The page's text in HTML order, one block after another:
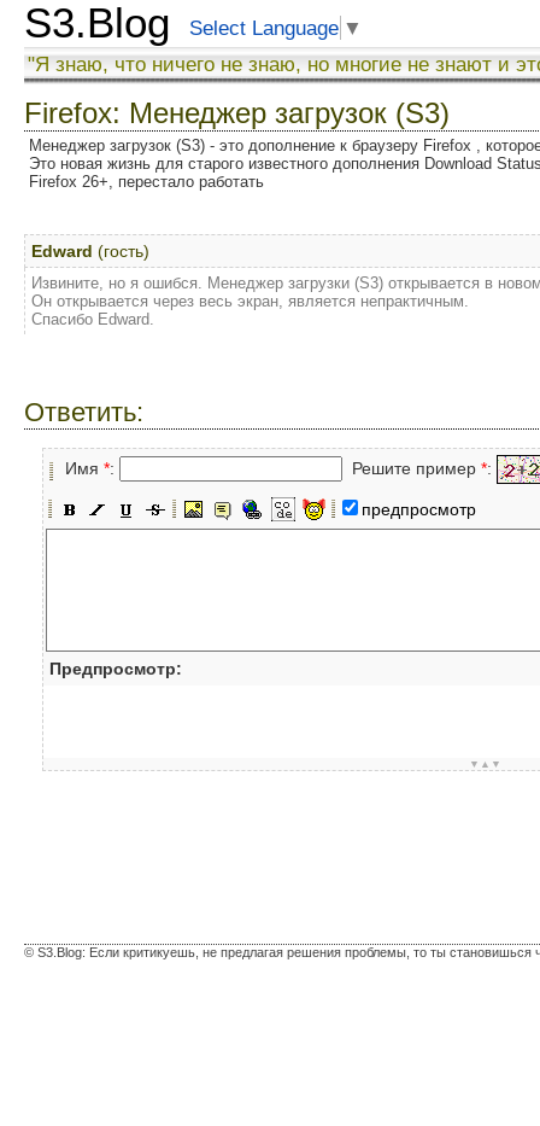
S3.Blog Select Language ▼
"Я знаю, что ничего не знаю, но многие не знают и
Firefox: Менеджер загрузок (S3)
Менеджер загрузок (S3) - это дополнение к браузеру Firefox ,
Это новая жизнь для старого известного дополнения Download
Firefox 26+, перестало работать
Edward (гость)
Извините, но я ошибся. Менеджер загрузки (S3) открывается в
Он открывается через весь экран, является непрактичным.
Спасибо Edward.
Ответить:
Имя *: Решите пример *:
предпросмотр
Предпросмотр:
▼▲▼
© S3.Blog: Если критикуешь, не предлагая решения проблемы, то ты становишься